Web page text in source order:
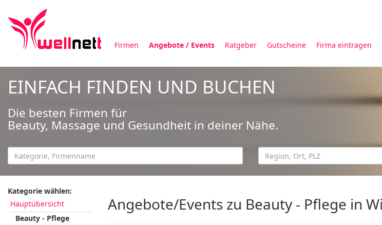
Firmen Angebote / Events Ratgeber Gutscheine Firma eintragen
EINFACH FINDEN UND BUCHEN
Die besten Firmen für
Beauty, Massage und Gesundheit in deiner Nähe.
Kategorie wählen:
Hauptübersicht
Beauty - Pflege
Angebote/Events zu Beauty - Pflege in